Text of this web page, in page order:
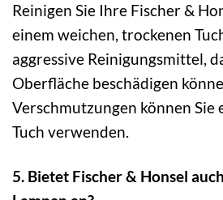
Reinigen Sie Ihre Fischer &
einem weichen, trockenen
aggressive Reinigungsmittel,
Oberfläche beschädigen
Verschmutzungen können Sie
Tuch verwenden.
5. Bietet Fischer & Honsel